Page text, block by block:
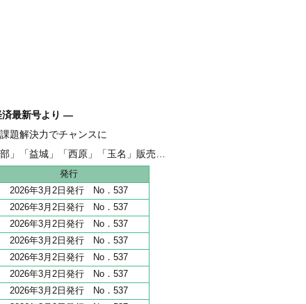
最新号より ―
題解決力でチャンスに
伴走支援強化し、新たな資金需要を開拓
」「益城」「西原」「玉名」販売好調
全206haうち65haが分譲開始
発行
2026年3月2日発行 No．537
2026年3月2日発行 No．537
2026年3月2日発行 No．537
2026年3月2日発行 No．537
2026年3月2日発行 No．537
2026年3月2日発行 No．537
2026年3月2日発行 No．537